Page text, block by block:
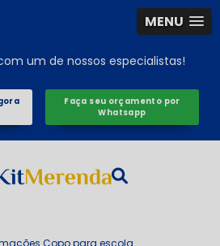
MENU
um de nossos especialistas!
Faça seu orçamento por
Whatsapp
Copo para escola